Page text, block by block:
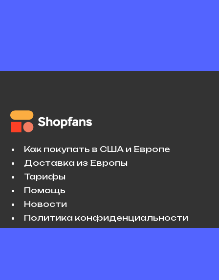
Как покупать в США и Европе
Доставка из Европы
Тарифы
Помощь
Новости
Политика конфиденциальности